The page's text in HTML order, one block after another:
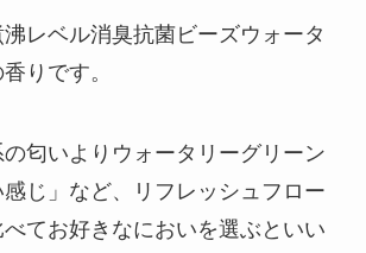
レベル消臭抗菌ビーズウォータ
りです。
の匂いよりウォータリーグリーン
じ」など、リフレッシュフロー
てお好きなにおいを選ぶといい